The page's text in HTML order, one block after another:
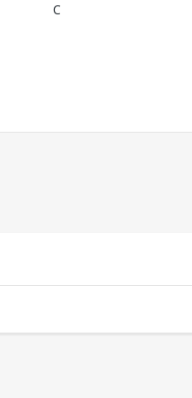
C